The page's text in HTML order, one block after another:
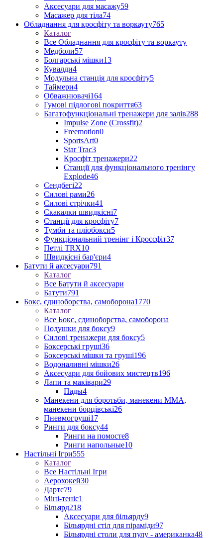
Аксесуари для масажу59
Масажер для тіла74
Обладнання для кросфіту та воркауту765
Каталог
Все Обладнання для кросфіту та воркауту
Медболи57
Болгарські мішки13
Кувалди4
Модульна станція для кросфіту5
Таймери4
Обважнювачі164
Гумові підлогові покриття63
Багатофункціональні тренажери для залів288
Impulse Zone (Crossfit)2
Freemotion0
SportsArt0
Star Trac3
Кросфіт тренажери22
Станції для функціонального тренінгу
Explode46
Сендбегі22
Силові рами26
Силові стрічки41
Скакалки швидкісні7
Станції для кросфіту7
Тумби та пліобокси5
Функціональний тренінг і Кроссфіт37
Петлі TRX10
Швидкісні бар'єри4
Батути й аксесуари791
Каталог
Все Батути й аксесуари
Батути791
Бокс, єдиноборства, самоборона1770
Каталог
Все Бокс, єдиноборства, самоборона
Подушки для боксу9
Силові тренажери для боксу5
Боксерські груші36
Боксерські мішки та груші196
Водоналивні мішки26
Аксесуари для бойових мистецтв196
Лапи та маківари29
Пады4
Манекени для боротьби, манекени ММА,
манекени борцівські26
Пневмогруші17
Ринги для боксу44
Ринги на помосте8
Ринги напольные10
Настільні Ігри555
Каталог
Все Настільні Ігри
Аерохокей30
Дартс79
Міні-теніс1
Більярд218
Аксесуари для більярду9
Більярдні стіл для піраміди97
Більярдні столи для пулу - американка48